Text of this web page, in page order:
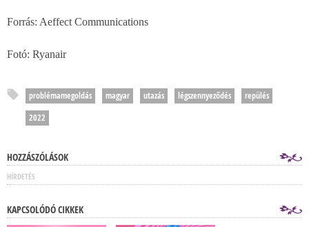
Forrás: Aeffect Communications
Fotó: Ryanair
problémamegoldás magyar utazás légszennyeződés
repülés
2022
HOZZÁSZÓLÁSOK
HÍRDETÉS
KAPCSOLÓDÓ CIKKEK